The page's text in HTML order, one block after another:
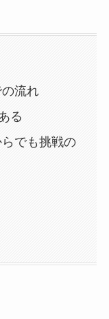
流れ
る
でも挑戦の